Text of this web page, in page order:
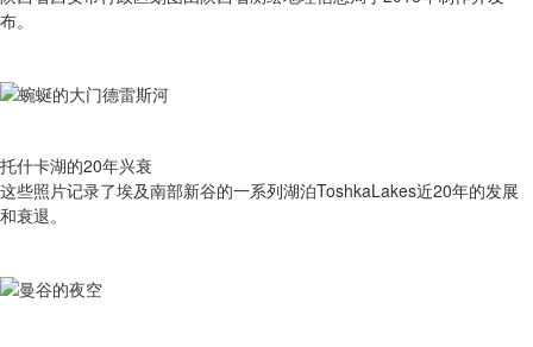
布。
托什卡湖的20年兴衰
这些照片记录了埃及南部新谷的一系列湖泊ToshkaLakes近20年的发展
和衰退。